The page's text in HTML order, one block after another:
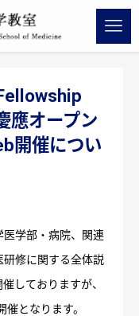
應オープン
開催につい
医学部・病院、関連
修に関する全体説
しておりますが、
となります。